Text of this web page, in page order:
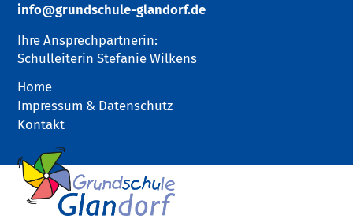
info@grundschule-glandorf.de
Ihre Ansprechpartnerin:
Schulleiterin Stefanie Wilkens
Home
Impressum & Datenschutz
Kontakt